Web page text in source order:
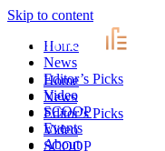
Skip to content
Home
News
Editor’s Picks
Video
SCOOP
Home
News
Editor’s Picks
Video
SCOOP
Events
About